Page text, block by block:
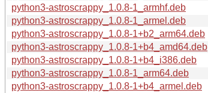
python3-astroscrappy_1.0.8-1_armhf.deb
python3-astroscrappy_1.0.8-1_armel.deb
python3-astroscrappy_1.0.8-1+b2_arm64.deb
python3-astroscrappy_1.0.8-1+b4_amd64.deb
python3-astroscrappy_1.0.8-1+b4_i386.deb
python3-astroscrappy_1.0.8-1_arm64.deb
python3-astroscrappy_1.0.8-1+b4_armel.deb